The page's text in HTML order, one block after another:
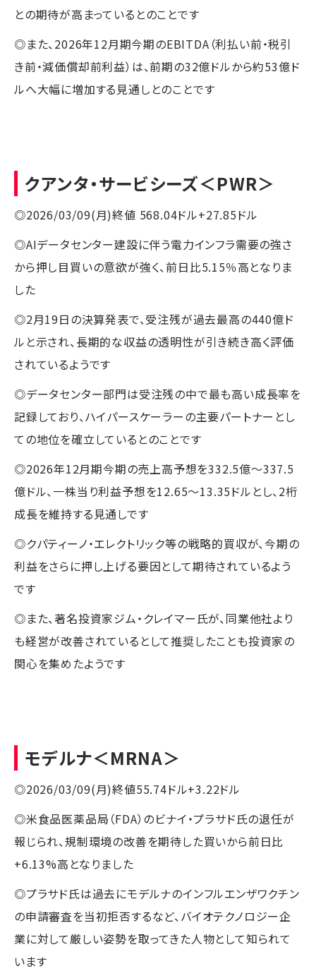
との期待が高まっているとのことです
◎また、2026年12月期今期のEBITDA（利払い前・税引
き前・減価償却前利益）は、前期の32億ドルから約53億ド
ルへ大幅に増加する見通しとのことです
クアンタ・サービシーズ＜PWR＞
◎2026/03/09(月)終値 568.04ドル+27.85ドル
◎AIデータセンター建設に伴う電力インフラ需要の強さ
から押し目買いの意欲が強く、前日比5.15％高となりま
した
◎2月19日の決算発表で、受注残が過去最高の440億ド
ルと示され、長期的な収益の透明性が引き続き高く評価
されているようです
◎データセンター部門は受注残の中で最も高い成長率を
記録しており、ハイパースケーラーの主要パートナーとし
ての地位を確立しているとのことです
◎2026年12月期今期の売上高予想を332.5億〜337.5
億ドル、一株当り利益予想を12.65〜13.35ドルとし、2桁
成長を維持する見通しです
◎クパティーノ・エレクトリック等の戦略的買収が、今期の
利益をさらに押し上げる要因として期待されているよう
です
◎また、著名投資家ジム・クレイマー氏が、同業他社より
も経営が改善されているとして推奨したことも投資家の
関心を集めたようです
モデルナ＜MRNA＞
◎2026/03/09(月)終値55.74ドル+3.22ドル
◎米食品医薬品局（FDA）のビナイ・プラサド氏の退任が
報じられ、規制環境の改善を期待した買いから前日比
+6.13%高となりました
◎プラサド氏は過去にモデルナのインフルエンザワクチン
の申請審査を当初拒否するなど、バイオテクノロジー企
業に対して厳しい姿勢を取ってきた人物として知られて
います